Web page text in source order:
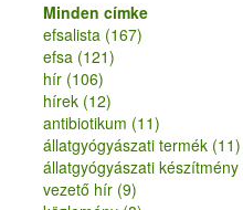
Minden címke
efsalista (167)
efsa (121)
hír (106)
hírek (12)
antibiotikum (11)
állatgyógyászati termék (11)
állatgyógyászati készítmény
vezető hír (9)